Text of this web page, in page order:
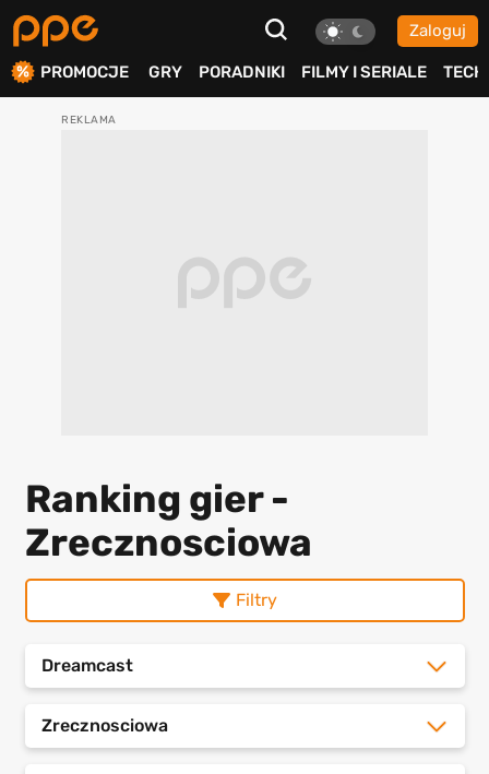
Zaloguj
PROMOCJE GRY PORADNIKI FILMY I SERIALE TECH
Ranking gier -
Zrecznosciowa
Filtry
Dreamcast
Zrecznosciowa